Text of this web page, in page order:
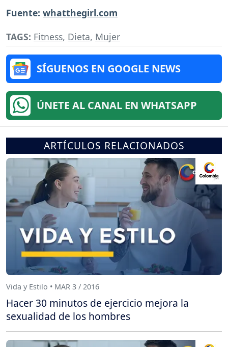
Fuente: whatthegirl.com
TAGS: Fitness, Dieta, Mujer
SÍGUENOS EN GOOGLE NEWS
ÚNETE AL CANAL EN WHATSAPP
ARTÍCULOS RELACIONADOS
Vida y Estilo • MAR 3 / 2016
Hacer 30 minutos de ejercicio mejora la
sexualidad de los hombres